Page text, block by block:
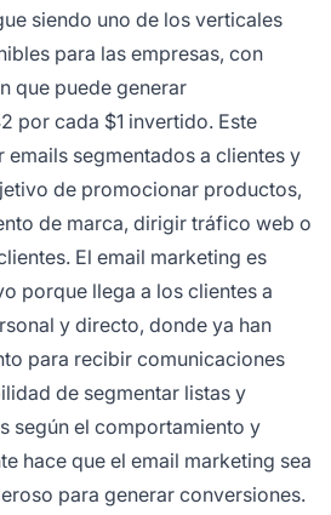
siendo uno de los verticales
para las empresas, con
que puede generar
por cada $1 invertido. Este
segmentados a clientes y
de promocionar productos,
de marca, dirigir tráfico web o
El email marketing es
porque llega a los clientes a
y directo, donde ya han
para recibir comunicaciones
de segmentar listas y
según el comportamiento y
hace que el email marketing sea
para generar conversiones.